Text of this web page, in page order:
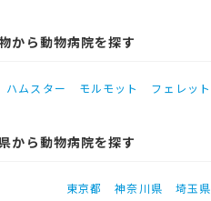
から動物病院を探す
ハムスター モルモット フェレット
から動物病院を探す
東京都 神奈川県 埼玉県